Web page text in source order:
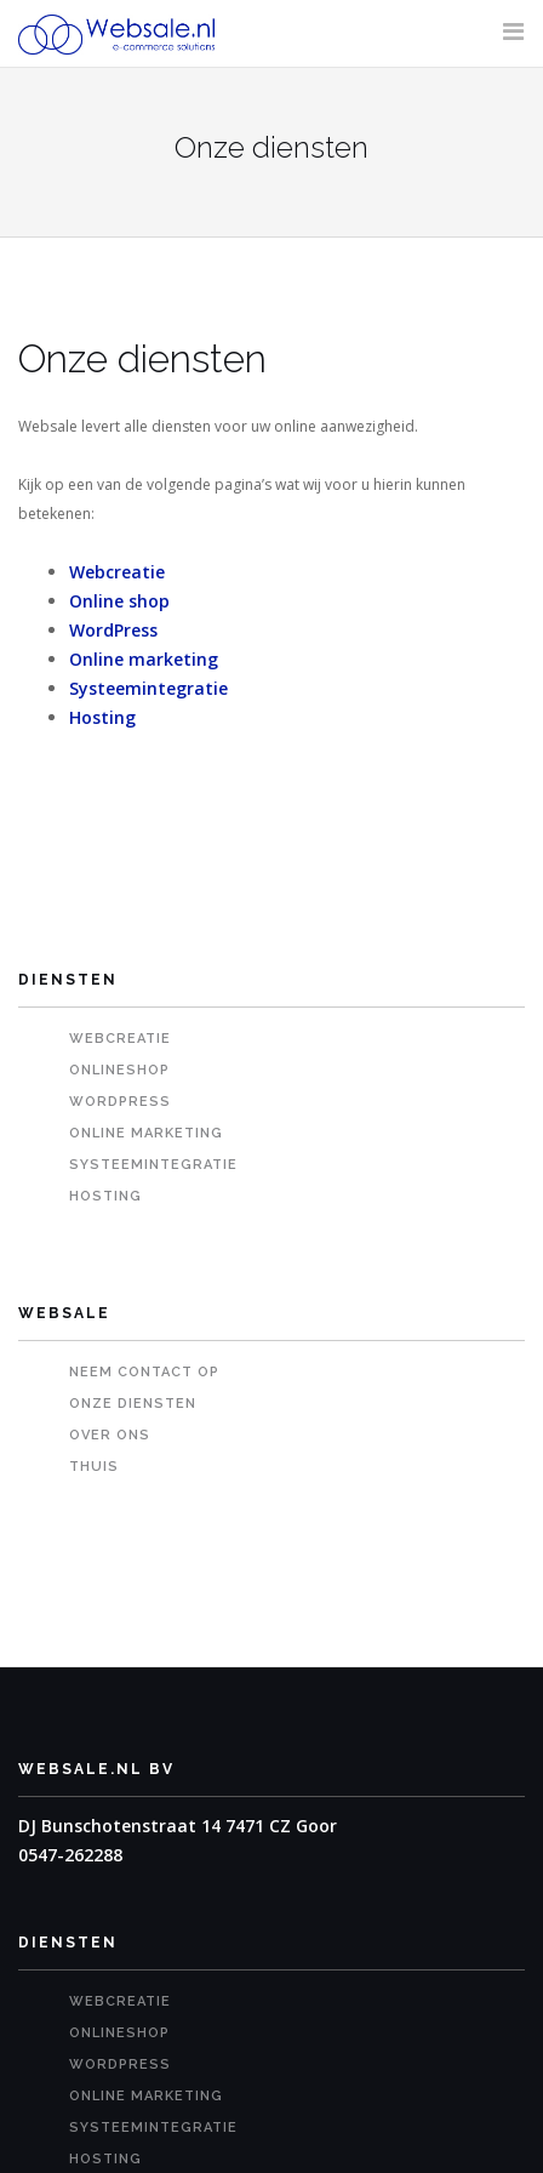
content
Onze diensten
Onze diensten
Websale levert alle diensten voor uw online aanwezigheid.
Kijk op een van de volgende pagina’s wat wij voor u hierin kunnen
betekenen:
Webcreatie
Online shop
WordPress
Online marketing
Systeemintegratie
Hosting
DIENSTEN
WEBCREATIE
ONLINESHOP
WORDPRESS
ONLINE MARKETING
SYSTEEMINTEGRATIE
HOSTING
WEBSALE
NEEM CONTACT OP
ONZE DIENSTEN
OVER ONS
THUIS
WEBSALE.NL BV
DJ Bunschotenstraat 14 7471 CZ Goor
0547-262288
DIENSTEN
WEBCREATIE
ONLINESHOP
WORDPRESS
ONLINE MARKETING
SYSTEEMINTEGRATIE
HOSTING